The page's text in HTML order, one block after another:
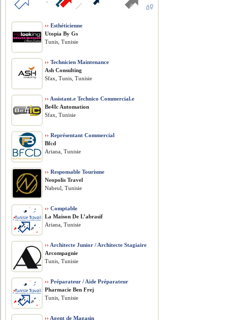
›› Esthéticienne
Utopia By Gs
Tunis, Tunisie
›› Technicien Maintenance
Ash Consulting
Sfax, Tunis, Tunisie
›› Assistant.e Technico Commercial.e
Be4Ic Automation
Sfax, Tunisie
›› Représentant Commercial
Bfcd
Ariana, Tunisie
›› Responsable Tourisme
Neopolis Travel
Nabeul, Tunisie
›› Comptable
La Maison De L’abrasif
Ariana, Tunisie
›› Architecte Junior / Architecte Stagiaire
Arcompagnie
Tunis, Tunisie
›› Préparateur / Aide Préparateur
Pharmacie Ben Frej
Tunis, Tunisie
›› Agent de Magasin